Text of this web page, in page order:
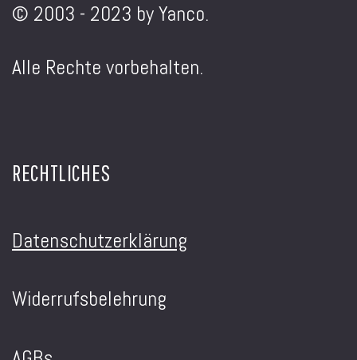
© 2003 - 2023 by Yanco.
Alle Rechte vorbehalten.
RECHTLICHES
Datenschutzerklärung
Widerrufsbelehrung